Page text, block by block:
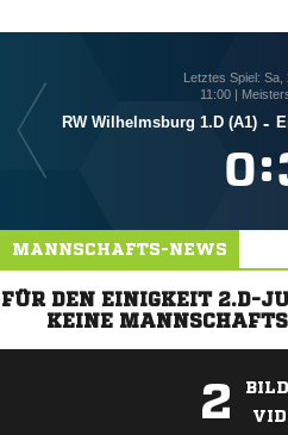
Letztes Spiel: Sa,
11:00 |
RW Wilhelmsburg 1.D (A1) -
:
MANNSCHAFTS-NEWS
FÜR DEN EINIGKEIT 2.D-
KEINE
2